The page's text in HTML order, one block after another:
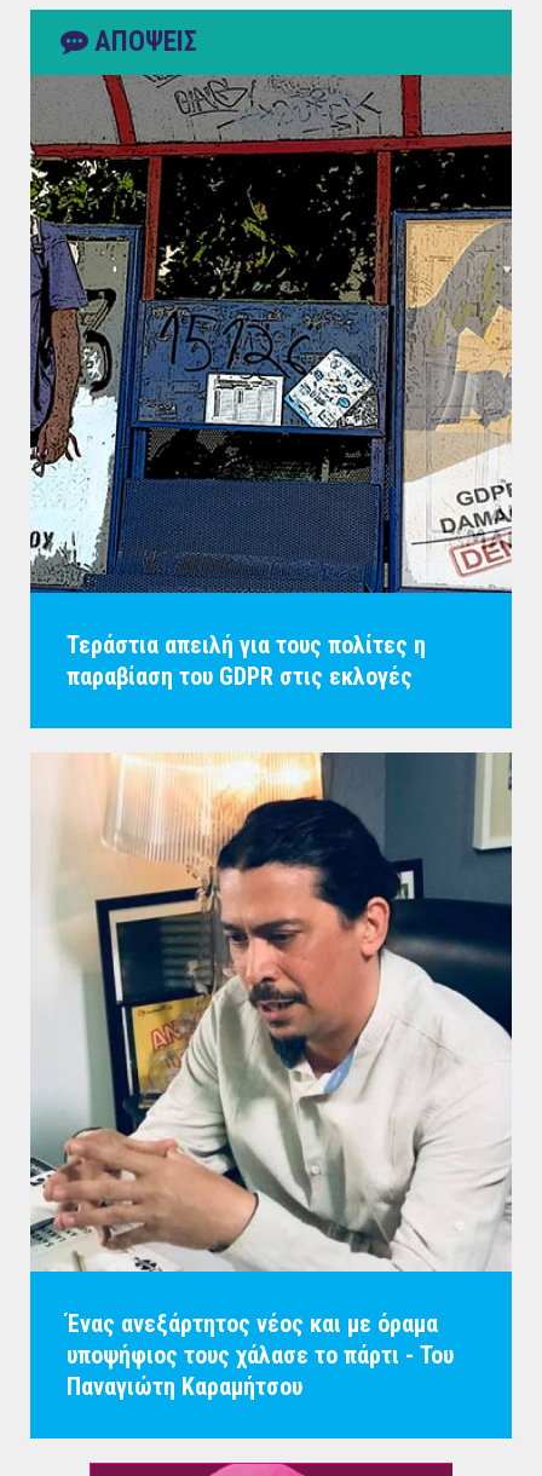
ΑΠΟΨΕΙΣ
Τεράστια απειλή για τους πολίτες η
παραβίαση του GDPR στις εκλογές
Ένας ανεξάρτητος νέος και με όραμα
υποψήφιος τους χάλασε το πάρτι - Του
Παναγιώτη Καραμήτσου